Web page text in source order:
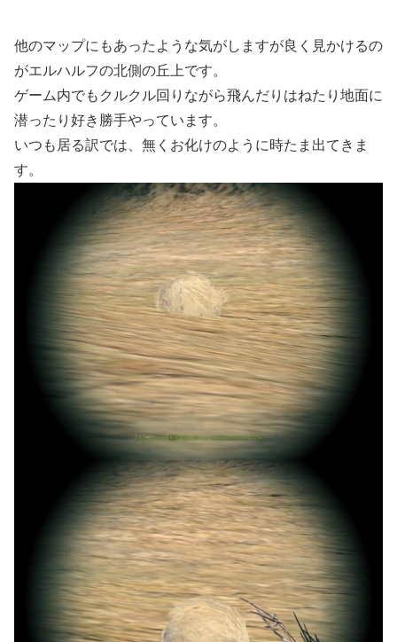
他のマップにもあったような気がしますが良く見かけるの
がエルハルフの北側の丘上です。
ゲーム内でもクルクル回りながら飛んだりはねたり地面に
潜ったり好き勝手やっています。
いつも居る訳では、無くお化けのように時たま出てきま
す。